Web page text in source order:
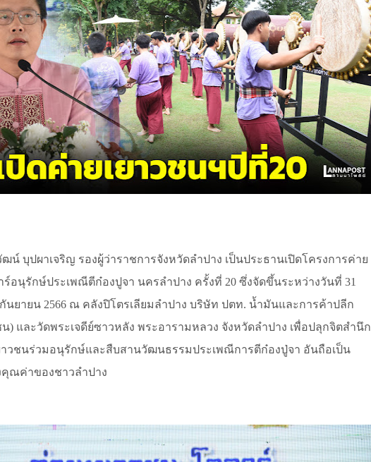
น์ บุปผาเจริญ รองผู้ว่าราชการจังหวัดลำปาง เป็นประธานเปิดโครงการค่าย
ร์อนุรักษ์ประเพณีตีก๋องปูจา นครลำปาง ครั้งที่ 20 ซึ่งจัดขึ้นระหว่างวันที่ 31
นยายน 2566 ณ คลังปิโตรเลียมลำปาง บริษัท ปตท. น้ำมันและการค้าปลีก
) และวัดพระเจดีย์ซาวหลัง พระอารามหลวง จังหวัดลำปาง เพื่อปลุกจิตสำนึก
าวชนร่วมอนุรักษ์และสืบสานวัฒนธรรมประเพณีการตีก๋องปู่จา อันถือเป็น
ณค่าของชาวลำปาง